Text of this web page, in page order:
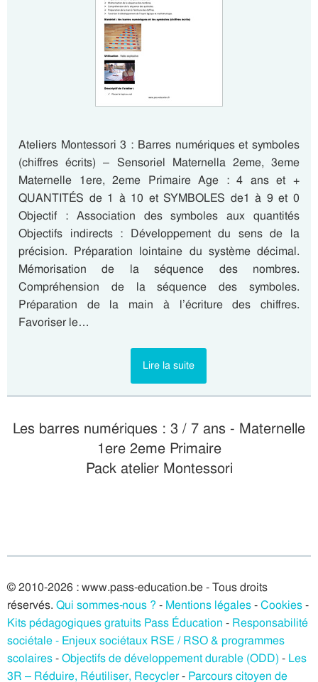
Ateliers Montessori 3 : Barres numériques et symboles
(chiffres écrits) – Sensoriel Maternella 2eme, 3eme
Maternelle 1ere, 2eme Primaire Age : 4 ans et +
QUANTITÉS de 1 à 10 et SYMBOLES de1 à 9 et 0
Objectif : Association des symboles aux quantités
Objectifs indirects : Développement du sens de la
précision. Préparation lointaine du système décimal.
Mémorisation de la séquence des nombres.
Compréhension de la séquence des symboles.
Préparation de la main à l’écriture des chiffres.
Favoriser le…
Lire la suite
Les barres numériques : 3 / 7 ans - Maternelle
1ere 2eme Primaire
Pack atelier Montessori
© 2010-2026 : www.pass-education.be - Tous droits
réservés. Qui sommes-nous ? - Mentions légales-Cookies-
Kits pédagogiques gratuits Pass Éducation - Responsabilité
sociétale - Enjeux sociétaux RSE / RSO & programmes
scolaires-Objectifs de développement durable (ODD) - Les
3R – Réduire, Réutiliser, Recycler- Parcours citoyen de